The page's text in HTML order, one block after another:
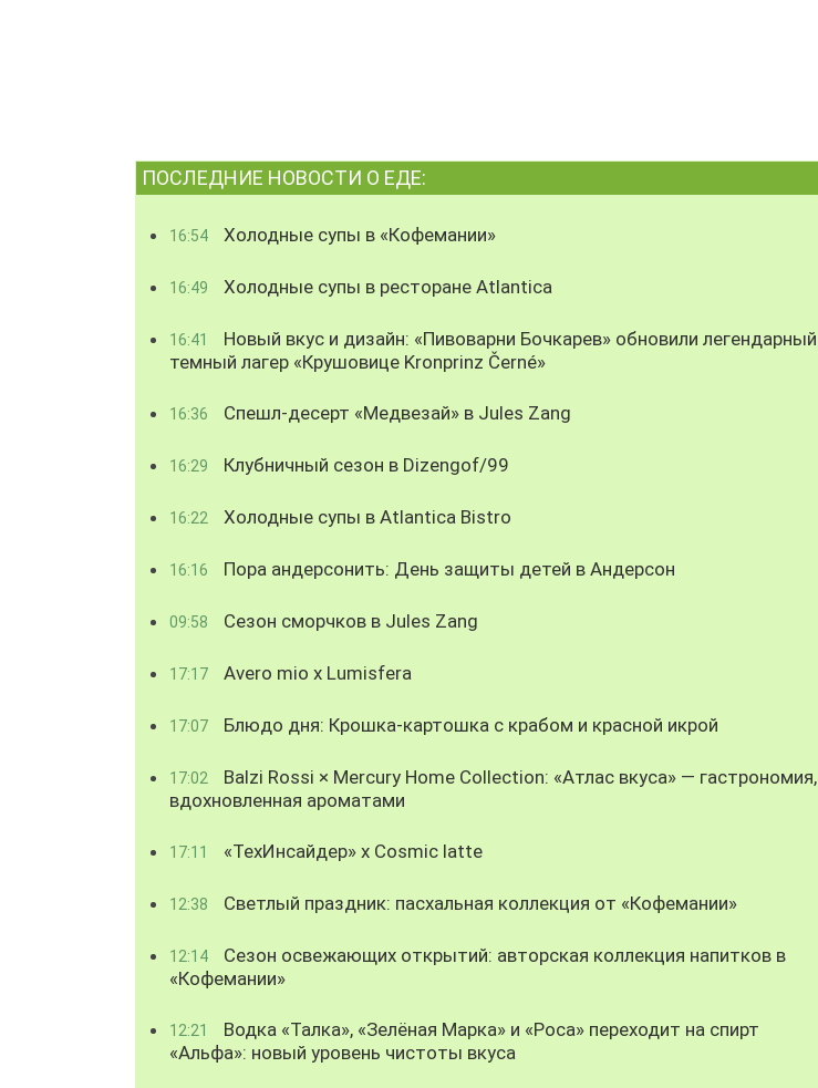
ПОСЛЕДНИЕ НОВОСТИ О ЕДЕ:
16:54 Холодные супы в «Кофемании»
16:49 Холодные супы в ресторане Atlantica
16:41
Новый вкус и дизайн: «Пивоварни Бочкарев» обновили легендарный
темный лагер «Крушовице Kronprinz Černé»
16:36 Спешл-десерт «Медвезай» в Jules Zang
16:29 Клубничный сезон в Dizengof/99
16:22 Холодные супы в Atlantica Bistro
16:16 Пора андерсонить: День защиты детей в Андерсон
09:58 Сезон сморчков в Jules Zang
17:17 Avero mio x Lumisfera
17:07 Блюдо дня: Крошка-картошка с крабом и красной икрой
17:02
Balzi Rossi × Mercury Home Collection: «Атлас вкуса» — гастрономия,
вдохновленная ароматами
17:11 «ТехИнсайдер» х Cosmic latte
12:38 Светлый праздник: пасхальная коллекция от «Кофемании»
12:14
Сезон освежающих открытий: авторская коллекция напитков в
«Кофемании»
12:21
Водка «Талка», «Зелёная Марка» и «Роса» переходит на спирт
«Альфа»: новый уровень чистоты вкуса